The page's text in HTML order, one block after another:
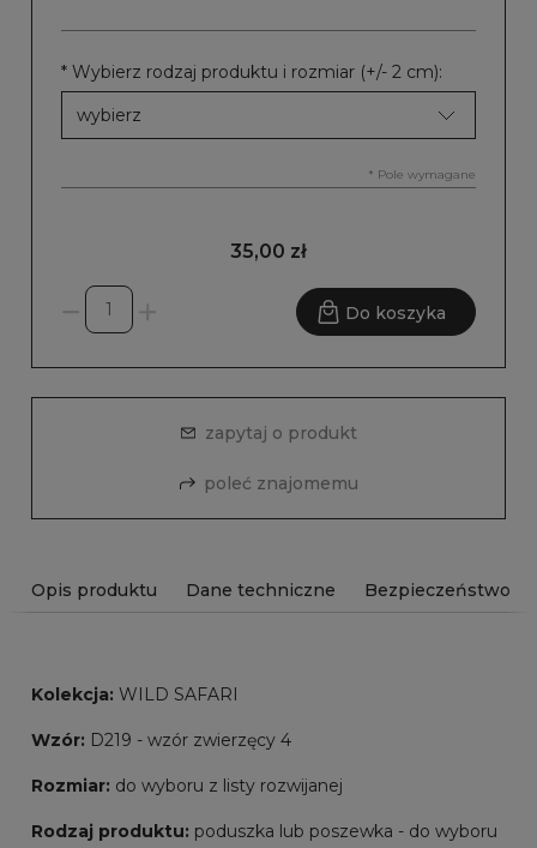
* Wybierz rodzaj produktu i rozmiar (+/- 2 cm):
* Pole wymagane
35,00 zł
Do koszyka
zapytaj o produkt
poleć znajomemu
Opis produktu Dane techniczne Bezpieczeństwo
Kolekcja: WILD SAFARI
Wzór: D219 - wzór zwierzęcy 4
Rozmiar: do wyboru z listy rozwijanej
Rodzaj produktu: poduszka lub poszewka - do wyboru